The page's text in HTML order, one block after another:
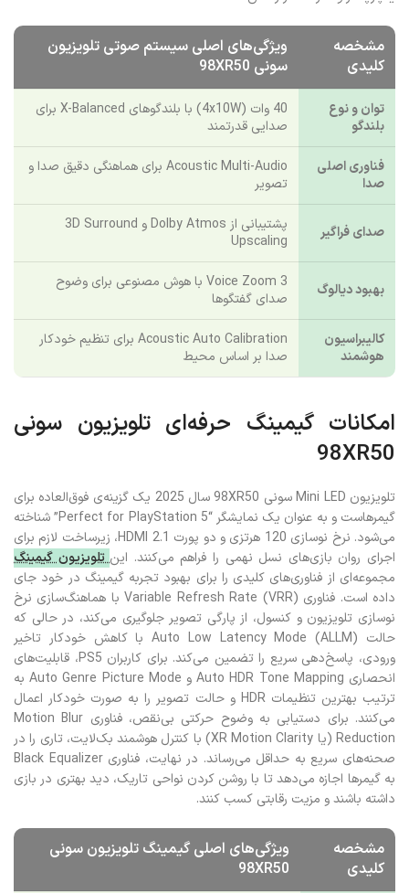
مشخصه
کلیدی
ویژگی‌های اصلی سیستم صوتی تلویزیون
سونی 98XR50
توان و نوع
بلندگو
40 وات (4x10W) با بلندگوهای X-Balanced برای
صدایی قدرتمند
فناوری اصلی
صدا
Acoustic Multi-Audio برای هماهنگی دقیق صدا و
تصویر
صدای فراگیر
پشتیبانی از Dolby Atmos و 3D Surround
Upscaling
بهبود دیالوگ
Voice Zoom 3 با هوش مصنوعی برای وضوح
صدای گفتگوها
کالیبراسیون
هوشمند
Acoustic Auto Calibration برای تنظیم خودکار
صدا بر اساس محیط
امکانات گیمینگ حرفه‌ای تلویزیون سونی
98XR50
تلویزیون Mini LED سونی 98XR50 سال 2025 یک گزینه‌ی فوق‌العاده برای
گیمرهاست و به عنوان یک نمایشگر “Perfect for PlayStation 5” شناخته
می‌شود. نرخ نوسازی 120 هرتزی و دو پورت HDMI 2.1، زیرساخت لازم برای
اجرای روان بازی‌های نسل نهمی را فراهم می‌کنند. اینتلویزیون گیمینگ
مجموعه‌ای از فناوری‌های کلیدی را برای بهبود تجربه گیمینگ در خود جای
داده است. فناوری Variable Refresh Rate (VRR) با هماهنگ‌سازی نرخ
نوسازی تلویزیون و کنسول، از پارگی تصویر جلوگیری می‌کند، در حالی که
حالت Auto Low Latency Mode (ALLM) با کاهش خودکار تاخیر
ورودی، پاسخ‌دهی سریع را تضمین می‌کند. برای کاربران PS5، قابلیت‌های
انحصاری Auto HDR Tone Mapping و Auto Genre Picture Mode به
ترتیب بهترین تنظیمات HDR و حالت تصویر را به صورت خودکار اعمال
می‌کنند. برای دستیابی به وضوح حرکتی بی‌نقص، فناوری Motion Blur
Reduction (یا XR Motion Clarity) با کنترل هوشمند بک‌لایت، تاری را در
صحنه‌های سریع به حداقل می‌رساند. در نهایت، فناوری Black Equalizer
به گیمرها اجازه می‌دهد تا با روشن کردن نواحی تاریک، دید بهتری در بازی
داشته باشند و مزیت رقابتی کسب کنند.
مشخصه
کلیدی
ویژگی‌های اصلی گیمینگ تلویزیون سونی
98XR50